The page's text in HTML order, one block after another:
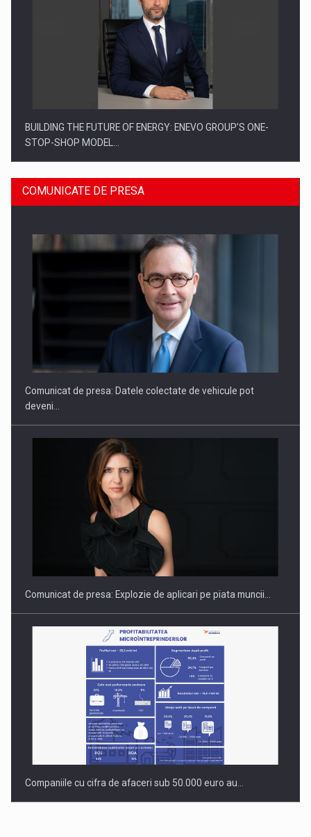
BUILDING THE FUTURE OF ENERGY: ENEVO GROUP’S ONE-
STOP-SHOP MODEL…
ROOTED IN ROMANIA, BUILT TO DELIVER TECHNOLOGY FOR
PUTTING ROMANIAN CORPORATE COMPANIES ON THE
INTERNATIONAL BUSINESS SCENE
COMUNICATE DE PRESA
Comunicat de presa: Datele colectate de vehicule pot
deveni…
Comunicat de presa: Explozie de aplicari pe piata muncii…
Companiile cu cifra de afaceri sub 50.000 euro au…